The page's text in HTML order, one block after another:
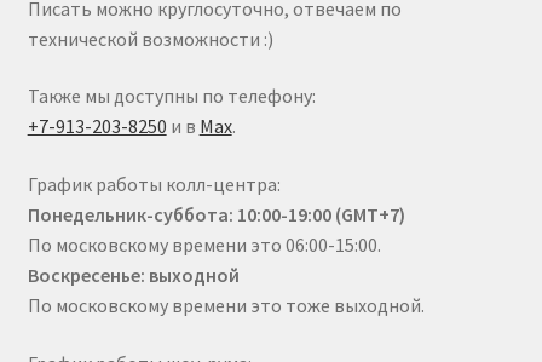
Писать можно круглосуточно, отвечаем по
технической возможности :)
Также мы доступны по телефону:
+7-913-203-8250 и в Max.
График работы колл-центра:
Понедельник-суббота: 10:00-19:00 (GMT+7)
По московскому времени это 06:00-15:00.
Воскресенье: выходной
По московскому времени это тоже выходной.